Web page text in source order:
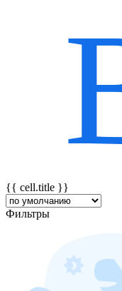
{{ featureTitle }}
{{ cell.title }}
Фильтры